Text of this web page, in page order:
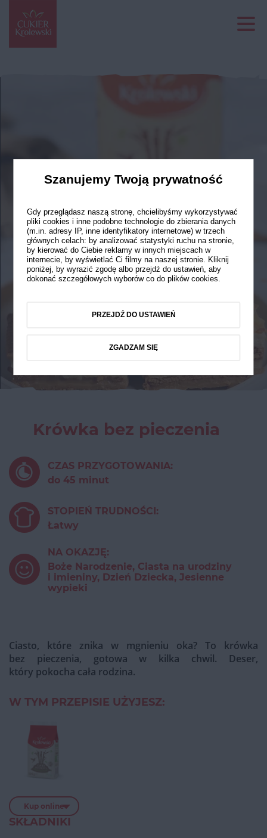
Krówka bez pieczenia
CZAS PRZYGOTOWANIA:
do 45 minut
STOPIEŃ TRUDNOŚCI:
Łatwy
NA OKAZJĘ:
Boże Narodzenie, Ciasta na urodziny
i imieniny, Dzień Dziecka, Jesienne
wypieki
Ciasto, które znika w mgnieniu oka? To krówka
bez pieczenia, gotowa w kilka chwil. Deser,
który pokocha cała rodzina.
W TYM PRZEPISIE UŻYJESZ:
Kup online
SKŁADNIKI
Szanujemy Twoją prywatność
Gdy przeglądasz naszą stronę, chcielibyśmy wykorzystywać
pliki cookies i inne podobne technologie do zbierania danych
(m.in. adresy IP, inne identyfikatory internetowe) w trzech
głównych celach: by analizować statystyki ruchu na stronie,
by kierować do Ciebie reklamy w innych miejscach w
internecie, by wyświetlać Ci filmy na naszej stronie. Kliknij
poniżej, by wyrazić zgodę albo przejdź do ustawień, aby
dokonać szczegółowych wyborów co do plików cookies.
PRZEJDŹ DO USTAWIEŃ
ZGADZAM SIĘ